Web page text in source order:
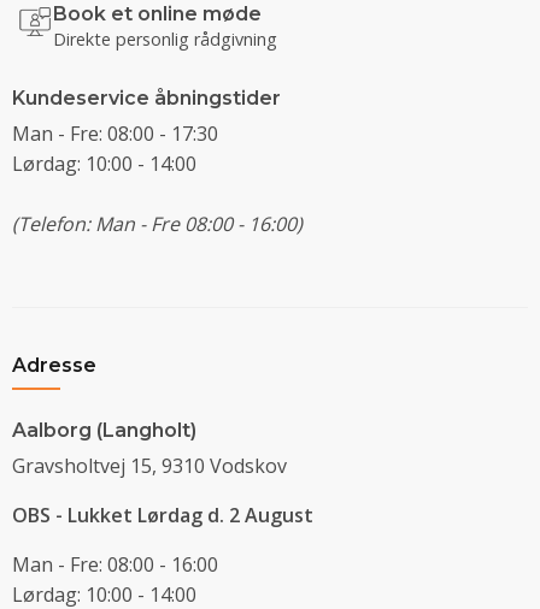
Book et online møde
Direkte personlig rådgivning
Kundeservice åbningstider
Man - Fre: 08:00 - 17:30
Lørdag: 10:00 - 14:00
(Telefon: Man - Fre 08:00 - 16:00)
Adresse
Aalborg (Langholt)
Gravsholtvej 15, 9310 Vodskov
OBS - Lukket Lørdag d. 2 August
Man - Fre: 08:00 - 16:00
Lørdag: 10:00 - 14:00